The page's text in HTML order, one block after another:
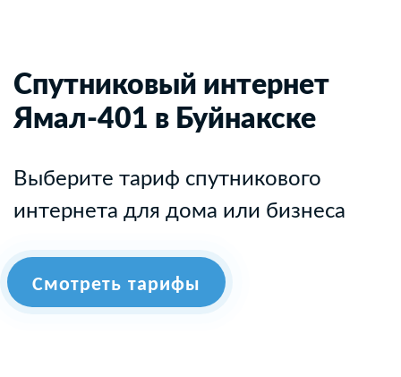
Спутниковый интернет
Ямал-401 в Буйнакске
Выберите тариф спутникового
интернета для дома или бизнеса
Смотреть тарифы